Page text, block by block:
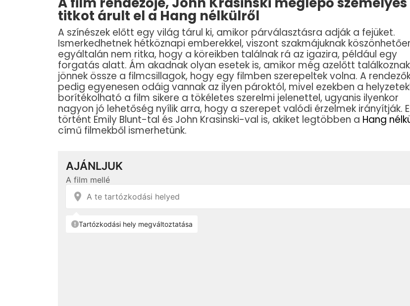
titkot árult el a Hang nélkülről
A színészek előtt egy világ tárul ki, amikor párválasztásra adják a fejüket.
Ismerkedhetnek hétköznapi emberekkel, viszont szakmájuknak
egyáltalán nem ritka, hogy a köreikben találnak rá az igazira, például egy
forgatás alatt. Ám akadnak olyan esetek is, amikor még azelőtt
jönnek össze a filmcsillagok, hogy egy filmben szerepeltek volna. A
pedig egyenesen odáig vannak az ilyen pároktól, mivel ezekben a
borítékolható a film sikere a tökéletes szerelmi jelenettel, ugyanis ilyenkor
nagyon jó lehetőség nyílik arra, hogy a szerepet valódi érzelmek irányítják.
történt Emily Blunt-tal és John Krasinski-val is, akiket legtöbben a Hang
című filmekből ismerhetünk.